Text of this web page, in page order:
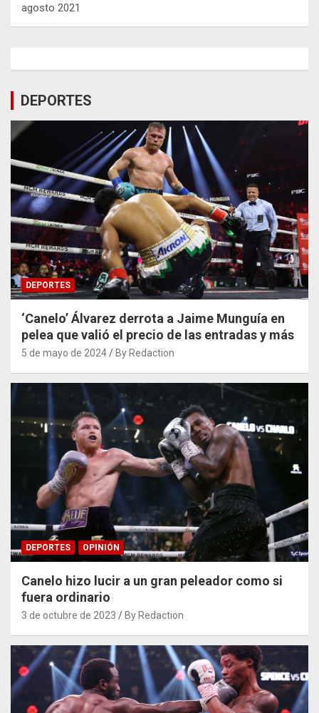
agosto 2021
DEPORTES
DEPORTES
‘Canelo’ Álvarez derrota a Jaime Munguía en
pelea que valió el precio de las entradas y más
5 de mayo de 2024 By Redaction
DEPORTES OPINIÓN
Canelo hizo lucir a un gran peleador como si
fuera ordinario
3 de octubre de 2023 By Redaction